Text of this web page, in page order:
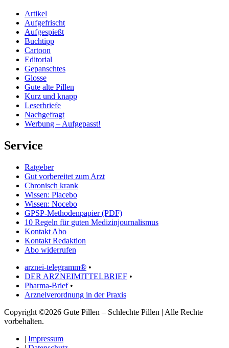
Artikel
Aufgefrischt
Aufgespießt
Buchtipp
Cartoon
Editorial
Gepanschtes
Glosse
Gute alte Pillen
Kurz und knapp
Leserbriefe
Nachgefragt
Werbung – Aufgepasst!
Service
Ratgeber
Gut vorbereitet zum Arzt
Chronisch krank
Wissen: Placebo
Wissen: Nocebo
GPSP-Methodenpapier (PDF)
10 Regeln für guten Medizinjournalismus
Kontakt Abo
Kontakt Redaktion
Abo widerrufen
arznei-telegramm® •
DER ARZNEIMITTELBRIEF •
Pharma-Brief•
Arzneiverordnung in der Praxis
Copyright ©2026 Gute Pillen – Schlechte Pillen | Alle Rechte
vorbehalten.
| Impressum